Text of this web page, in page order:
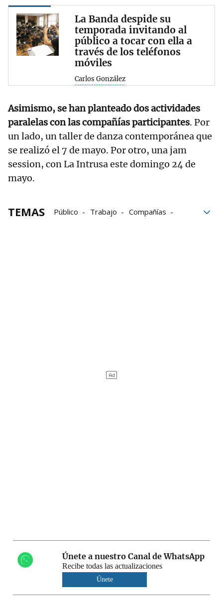
La Banda despide su
temporada invitando al
público a tocar con ella a
través de los teléfonos
móviles
Carlos González
Asimismo, se han planteado dos actividades
paralelas con las compañías participantes. Por
un lado, un taller de danza contemporánea que
se realizó el 7 de mayo. Por otro, una jam
session, con La Intrusa este domingo 24 de
mayo.
TEMAS Público Trabajo
Compañías
Únete a nuestro Canal de WhatsApp
Recibe todas las actualizaciones
Únete